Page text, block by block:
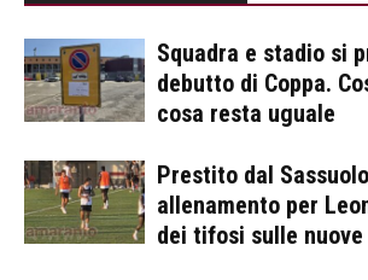
Squadra e stadio si
debutto di Coppa.
cosa resta uguale
Prestito dal
allenamento per
dei tifosi sulle